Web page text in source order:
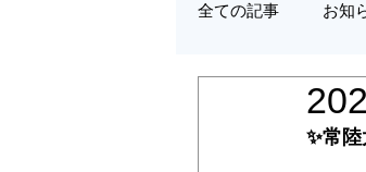
全ての記事 お知
✨常